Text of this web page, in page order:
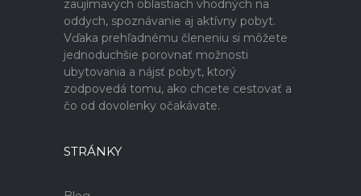
zaujímavých oblastiach vhodných na
oddych, spoznávanie aj aktívny pobyt.
Vďaka prehľadnému členeniu si môžete
jednoduchšie porovnať možnosti
ubytovania a nájsť pobyt, ktorý
zodpovedá tomu, ako chcete cestovať a
čo od dovolenky očakávate.
STRÁNKY